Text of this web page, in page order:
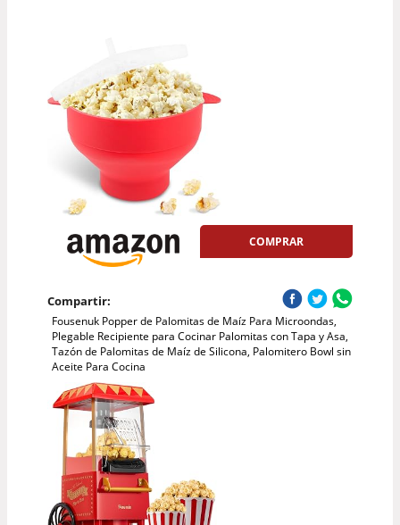
COMPRAR
Compartir:
Fousenuk Popper de Palomitas de Maíz Para Microondas,
Plegable Recipiente para Cocinar Palomitas con Tapa y Asa,
Tazón de Palomitas de Maíz de Silicona, Palomitero Bowl sin
Aceite Para Cocina